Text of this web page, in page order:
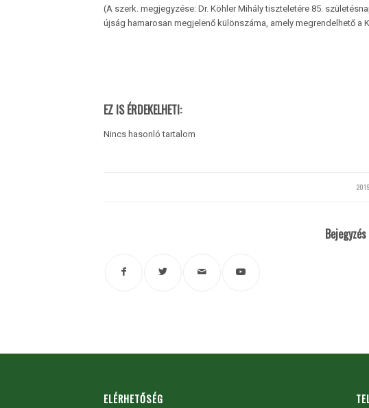
(A szerk. megjegyzése: Dr. Köhler Mihály tiszteletére 85.
újság hamarosan megjelenő különszáma, amely megrendelhető a
EZ IS ÉRDEKELHETI:
Nincs hasonló tartalom
ELÉRHETŐSÉG